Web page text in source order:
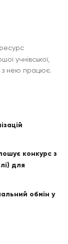
учнівської,
з нею працює.
конкурс з
для
обмін у